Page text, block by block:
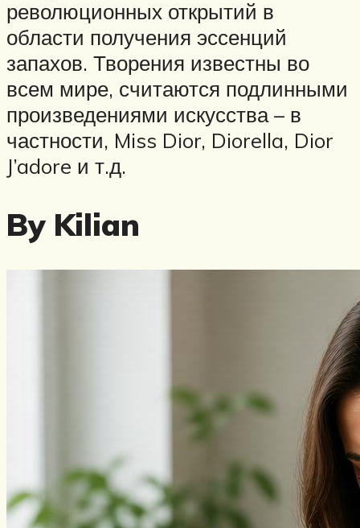
революционных открытий в
области получения эссенций
запахов. Творения известны во
всем мире, считаются подлинными
произведениями искусства – в
частности, Miss Dior, Diorella, Dior
J’adore и т.д.
By Kilian